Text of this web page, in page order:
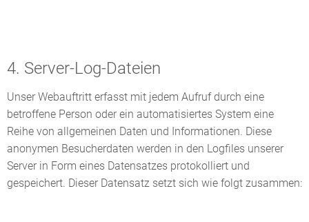
4. Server-Log-Dateien
Unser Webauftritt erfasst mit jedem Aufruf durch eine
betroffene Person oder ein automatisiertes System eine
Reihe von allgemeinen Daten und Informationen. Diese
anonymen Besucherdaten werden in den Logfiles unserer
Server in Form eines Datensatzes protokolliert und
gespeichert. Dieser Datensatz setzt sich wie folgt zusammen: